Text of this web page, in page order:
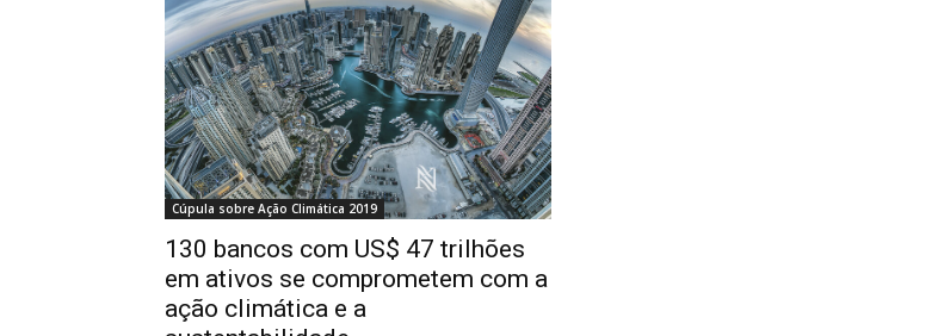
Cúpula sobre Ação Climática 2019
130 bancos com US$ 47 trilhões
em ativos se comprometem com a
ação climática e a